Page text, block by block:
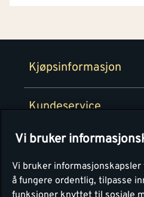
Kjøpsinformasjon
Retur- og
Kundeservice
Montér
Personvern
Vi bruker
Vi bruker
å fungere ordentlig, tilpasse